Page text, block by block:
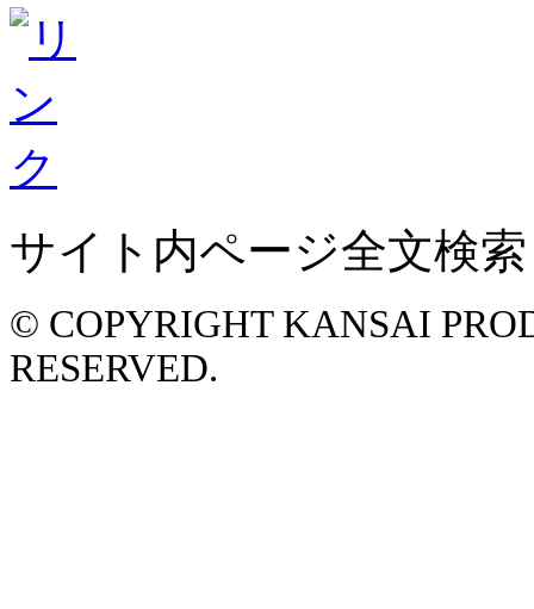
サイト内ページ全文検索
© COPYRIGHT KANSAI
RESERVED.